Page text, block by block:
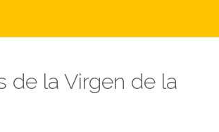
de la Virgen de la